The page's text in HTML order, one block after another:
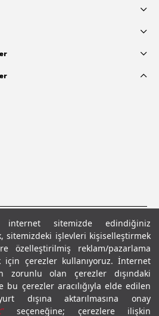
sitemizde edindiğiniz
sitemizdeki işlevleri kişiselleştirmek
özelleştirilmiş reklam/pazarlama
çerezler kullanıyoruz. İnternet
zorunlu olan çerezler dışındaki
bu çerezler aracılığıyla elde edilen
dışına aktarılmasına onay
seçeneğine; çerezlere ilişkin
KVKK Aydınlatma MetniŞartlar ve Koşullar
- Tüm Hakları Saklıdır.